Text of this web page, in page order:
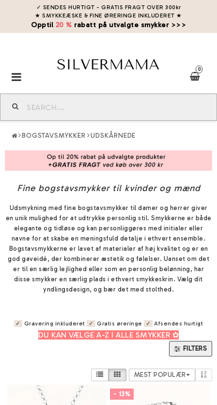
✓ SENDES HURTIGT - GRATIS FRAGT OVER 300kr
★ SMYKKEÆSKE & FINE ØRERINGE INKLUDERET ★
Opptil 20 % rabatt på utvalgte smykker >>>
0
Toggle
navigation
BOGSTAVSMYKKER UDSKÅRNEDE
Fine bogstavsmykker til kvinder og mænd
Udsmykning med fine bogstavsmykker til damer og herrer giver
en unik mulighed for at udtrykke personlig stil. Smykkerne er både
elegante og tidløse og kan personliggøres med initialer eller
navne for at skabe en meningsfuld detalje i ethvert ensemble.
Bogstavsmykkerne er lavet af materialer af høj kvalitet og er en
god gaveidé, der kombinerer æstetik og følelser. Uanset om det
er til en særlig lejlighed eller som en personlig belønning, har
disse smykker en særlig plads i ethvert smykkeskrin. Vælg dit
yndlingsdesign, og bær det med stolthed.
✓ Gravering inkluderet ✓ Gratis øreringe ✓ Afsendes hurtigt
DU KAN VÆLGE A-Z I ALLE SMYKKER ✿
FILTERS
MEST POPULÆR
- 13%